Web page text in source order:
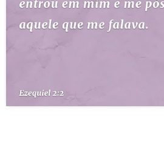
ESBOÇOS DE PREGAÇÃO
PERGUNTE À BÍBLIA